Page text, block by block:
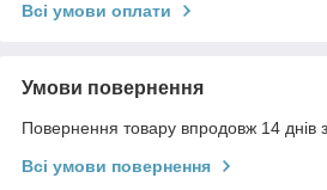
Всі умови оплати
Умови повернення
Повернення товару впродовж 14 днів
Всі умови повернення